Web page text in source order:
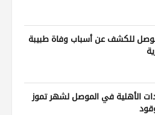
للكشف عن أسباب وفاة طبيبة
الأهلية في الموصل لشهر تموز